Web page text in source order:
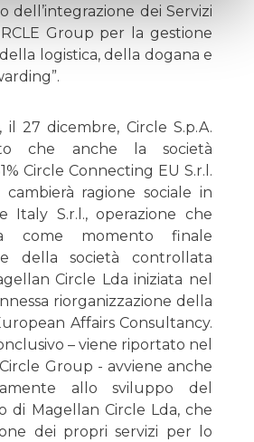
dell’integrazione dei Servizi
Group per la gestione
logistica, della dogana e
il 27 dicembre, Circle S.p.A.
che anche la società
Circle Connecting EU S.r.l.
cambierà ragione sociale in
Italy S.r.l., operazione che
come momento finale
della società controllata
Circle Lda iniziata nel
riorganizzazione della
Affairs Consultancy.
– viene riportato nel
Group - avviene anche
allo sviluppo del
di Magellan Circle Lda, che
dei propri servizi per lo